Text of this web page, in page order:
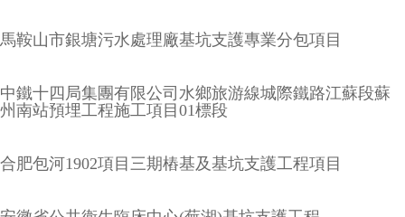
馬鞍山市銀塘污水處理廠基坑支護專業分包項目
中鐵十四局集團有限公司水鄉旅游線城際鐵路江蘇段蘇
州南站預埋工程施工項目01標段
合肥包河1902項目三期樁基及基坑支護工程項目